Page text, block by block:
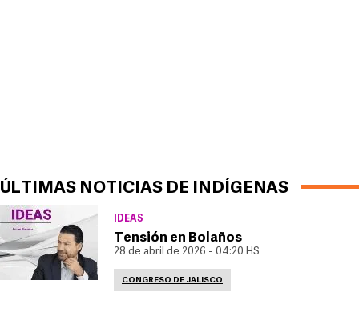
ÚLTIMAS NOTICIAS DE INDÍGENAS
IDEAS
Tensión en Bolaños
28 de abril de 2026 - 04:20 HS
CONGRESO DE JALISCO